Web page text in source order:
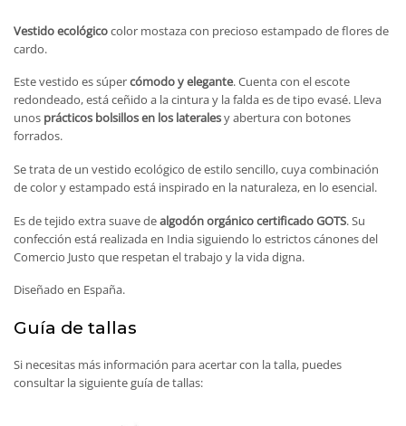
Vestido ecológicocolor mostaza con precioso estampado de flores de
cardo.
Este vestido es súpercómodo y elegante. Cuenta con el escote
redondeado, está ceñido a la cintura y la falda es de tipo evasé. Lleva
unos prácticos bolsillos en los lateralesy abertura con botones
forrados.
Se trata de un vestido ecológico de estilo sencillo, cuya combinación
de color y estampado está inspirado en la naturaleza, en lo esencial.
Es de tejido extra suave dealgodón orgánico certificado GOTS. Su
confección está realizada en India siguiendo lo estrictos cánones del
Comercio Justo que respetan el trabajo y la vida digna.
Diseñado en España.
Guía de tallas
Si necesitas más información para acertar con la talla, puedes
consultar la siguiente guía de tallas: